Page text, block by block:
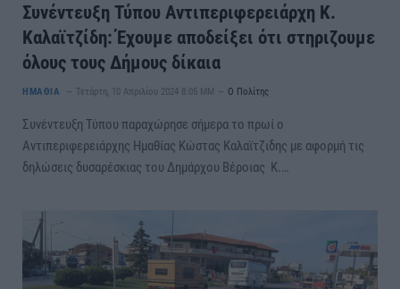
Συνέντευξη Τύπου Αντιπεριφερειάρχη Κ.
Καλαϊτζίδη: Έχουμε αποδείξει ότι στηριζουμε
όλους τους Δήμους δίκαια
ΗΜΑΘΙΑ Τετάρτη, 10 Απριλίου 2024 8:05 ΜΜ Ο Πολίτης
Συνέντευξη Τύπου παραχώρησε σήμερα το πρωί ο
Αντιπεριφερειάρχης Ημαθίας Κώστας Καλαϊτζιδης με αφορμή τις
δηλώσεις δυσαρέσκιας του Δημάρχου Βέροιας Κ.…